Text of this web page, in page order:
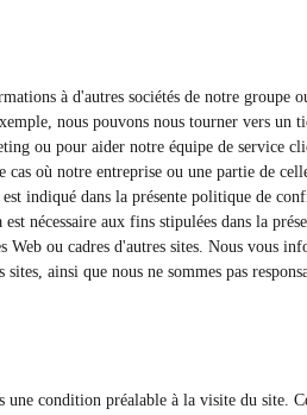
à d'autres sociétés de notre groupe
nous pouvons nous tourner vers un
ou pour aider notre équipe de service
où notre entreprise ou une partie de
indiqué dans la présente politique de
nécessaire aux fins stipulées dans la
Web ou cadres d'autres sites. Nous vous
sites, ainsi que nous ne sommes pas
une condition préalable à la visite du site.